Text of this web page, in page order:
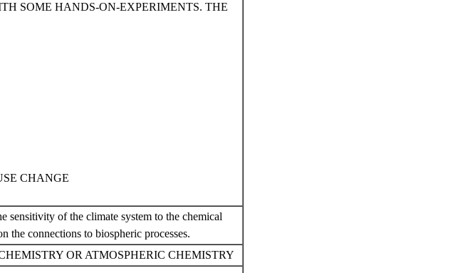
SOME HANDS-ON-EXPERIMENTS. THE
CHANGE
sensitivity of the climate system to the chemical
the connections to biospheric processes.
OR ATMOSPHERIC CHEMISTRY